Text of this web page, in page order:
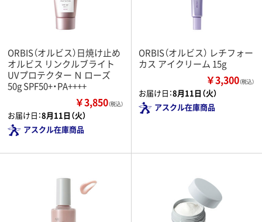
ORBIS（オルビス）日焼け止め
オルビス リンクルブライト
UVプロテクター Ｎ ローズ
50g SPF50+・PA++++
￥3,850（税込）
お届け日：8月11日（火）
アスクル在庫商品
ORBIS（オルビス） レチフォー
カス アイクリーム 15g
￥3,300（税込）
お届け日：8月11日（火）
アスクル在庫商品